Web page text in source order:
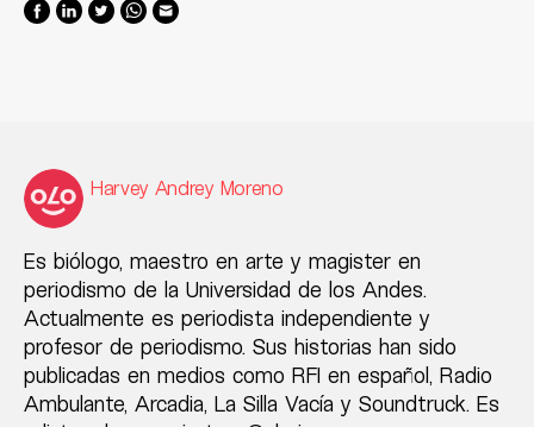
Harvey Andrey Moreno
Es biólogo, maestro en arte y magister en
periodismo de la Universidad de los Andes.
Actualmente es periodista independiente y
profesor de periodismo. Sus historias han sido
publicadas en medios como RFI en español, Radio
Ambulante, Arcadia, La Silla Vacía y Soundtruck. Es